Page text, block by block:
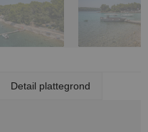
Detail plattegrond